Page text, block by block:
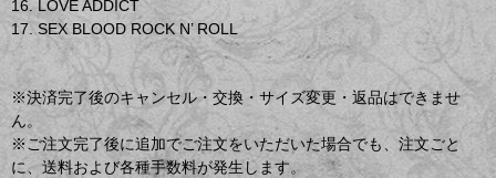
16. LOVE ADDICT
17. SEX BLOOD ROCK N’ ROLL
※決済完了後のキャンセル・交換・サイズ変更・返品はできませ
ん。
※ご注文完了後に追加でご注文をいただいた場合でも、注文ごと
に、送料および各種手数料が発生します。